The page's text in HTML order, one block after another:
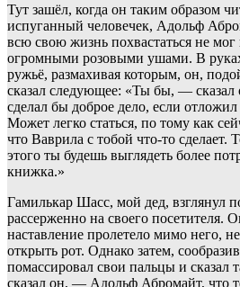
Тут зашёл, когда он таким образом
испуганный человечек, Адольф
всю свою жизнь похвастаться не
огромными розовыми ушами. В
ружьё, размахивая которым, он,
сказал следующее: «Ты бы, —
сделал бы доброе дело, если
Может легко статься, по тому как
что Ваврила с тобой что-то сделает.
этого ты будешь выглядеть более
книжка.»
Гамилькар Шасс, мой дед, взглянул
рассерженно на своего посетителя.
наставление пролетело мимо него,
открыть рот. Однако затем,
помассировал свои пальцы и
сказал он, — Адольф Абромайт, что